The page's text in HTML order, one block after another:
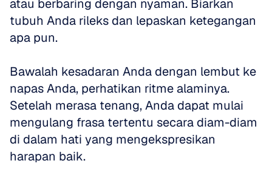
atau berbaring dengan nyaman. Biarkan
tubuh Anda rileks dan lepaskan ketegangan
apa pun.
Bawalah kesadaran Anda dengan lembut ke
napas Anda, perhatikan ritme alaminya.
Setelah merasa tenang, Anda dapat mulai
mengulang frasa tertentu secara diam-diam
di dalam hati yang mengekspresikan
harapan baik.